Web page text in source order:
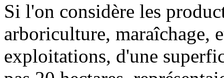
Si l'on considère les
arboriculture, maraîchage,
exploitations, d'une